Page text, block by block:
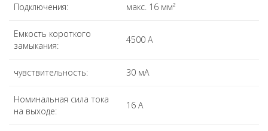
Подключения: макс. 16 мм²
Емкость короткого
замыкания:
4500 A
чувствительность: 30 мА
Номинальная сила тока
на выходе:
16 A